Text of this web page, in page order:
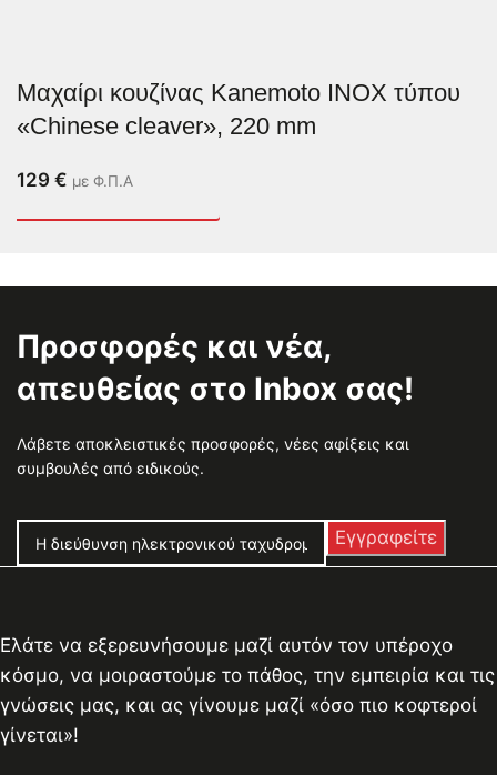
Μαχαίρι κουζίνας Kanemoto INOX τύπου
«Chinese cleaver», 220 mm
129 € με Φ.Π.Α
Προσφορές και νέα,
απευθείας στο Inbox σας!
Λάβετε αποκλειστικές προσφορές, νέες αφίξεις και
συμβουλές από ειδικούς.
Ελάτε να εξερευνήσουμε μαζί αυτόν τον υπέροχο
κόσμο, να μοιραστούμε το πάθος, την εμπειρία και τις
γνώσεις μας, και ας γίνουμε μαζί «όσο πιο κοφτεροί
γίνεται»!